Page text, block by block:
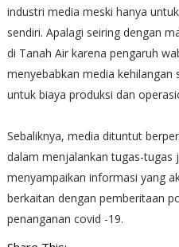
industri media meski hanya
sendiri. Apalagi seiring dengan
di Tanah Air karena pengaruh
menyebabkan media
untuk biaya produksi dan
Sebaliknya, media dituntut
dalam menjalankan tugas-tugas
menyampaikan informasi yang
berkaitan dengan pemberitaan
penanganan covid -19.